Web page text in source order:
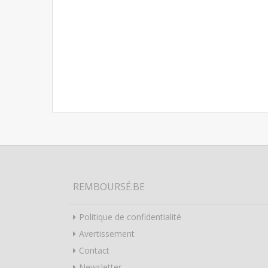
REMBOURSÉ.BE
Politique de confidentialité
Avertissement
Contact